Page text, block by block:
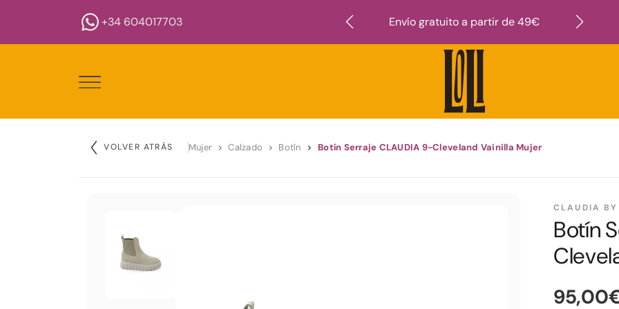
+34 604017703 Envío gratuito a partir de 49€
VOLVER ATRÁS Mujer Calzado Botín Botín Serraje CLAUDIA 9-Cleveland Vainilla Mujer
CLAUDIA
Botín